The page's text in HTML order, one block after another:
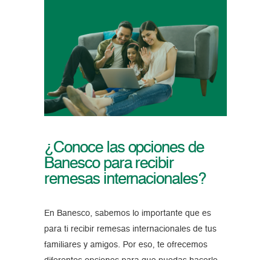
¿Conoce las opciones de
Banesco para recibir
remesas internacionales?
En Banesco, sabemos lo importante que es
para ti recibir remesas internacionales de tus
familiares y amigos. Por eso, te ofrecemos